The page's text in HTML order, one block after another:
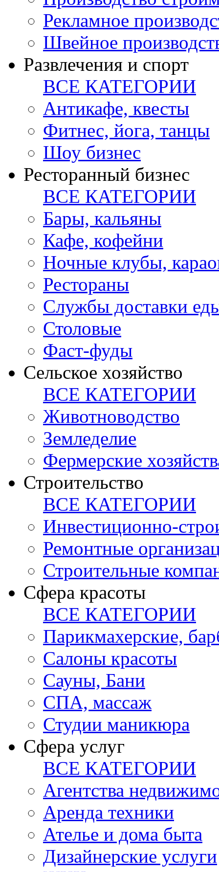
Рекламное
Швейное
Развлечения и спорт
ВСЕ КАТЕГОРИИ
Антикафе, квесты
Фитнес, йога, танцы
Шоу бизнес
Ресторанный бизнес
ВСЕ КАТЕГОРИИ
Бары, кальяны
Кафе, кофейни
Ночные клубы,
Рестораны
Службы доставки
Столовые
Фаст-фуды
Сельское хозяйство
ВСЕ КАТЕГОРИИ
Животноводство
Земледелие
Фермерские
Строительство
ВСЕ КАТЕГОРИИ
Инвестиционно-
Ремонтные
Строительные
Сфера красоты
ВСЕ КАТЕГОРИИ
Парикмахерские,
Салоны красоты
Сауны, Бани
СПА, массаж
Студии маникюра
Сфера услуг
ВСЕ КАТЕГОРИИ
Агентства
Аренда техники
Ателье и дома быта
Дизайнерские услуги